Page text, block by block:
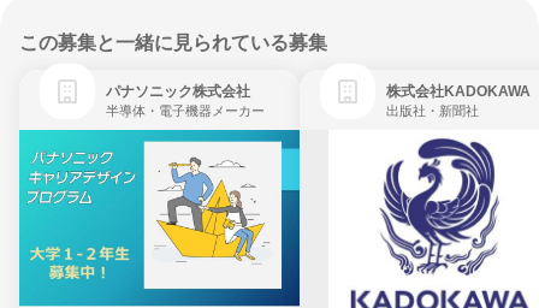
この募集と一緒に見られている募集
パナソニック株式会社
半導体・電子機器メーカー
株式会社KADOKAWA
出版社・新聞社